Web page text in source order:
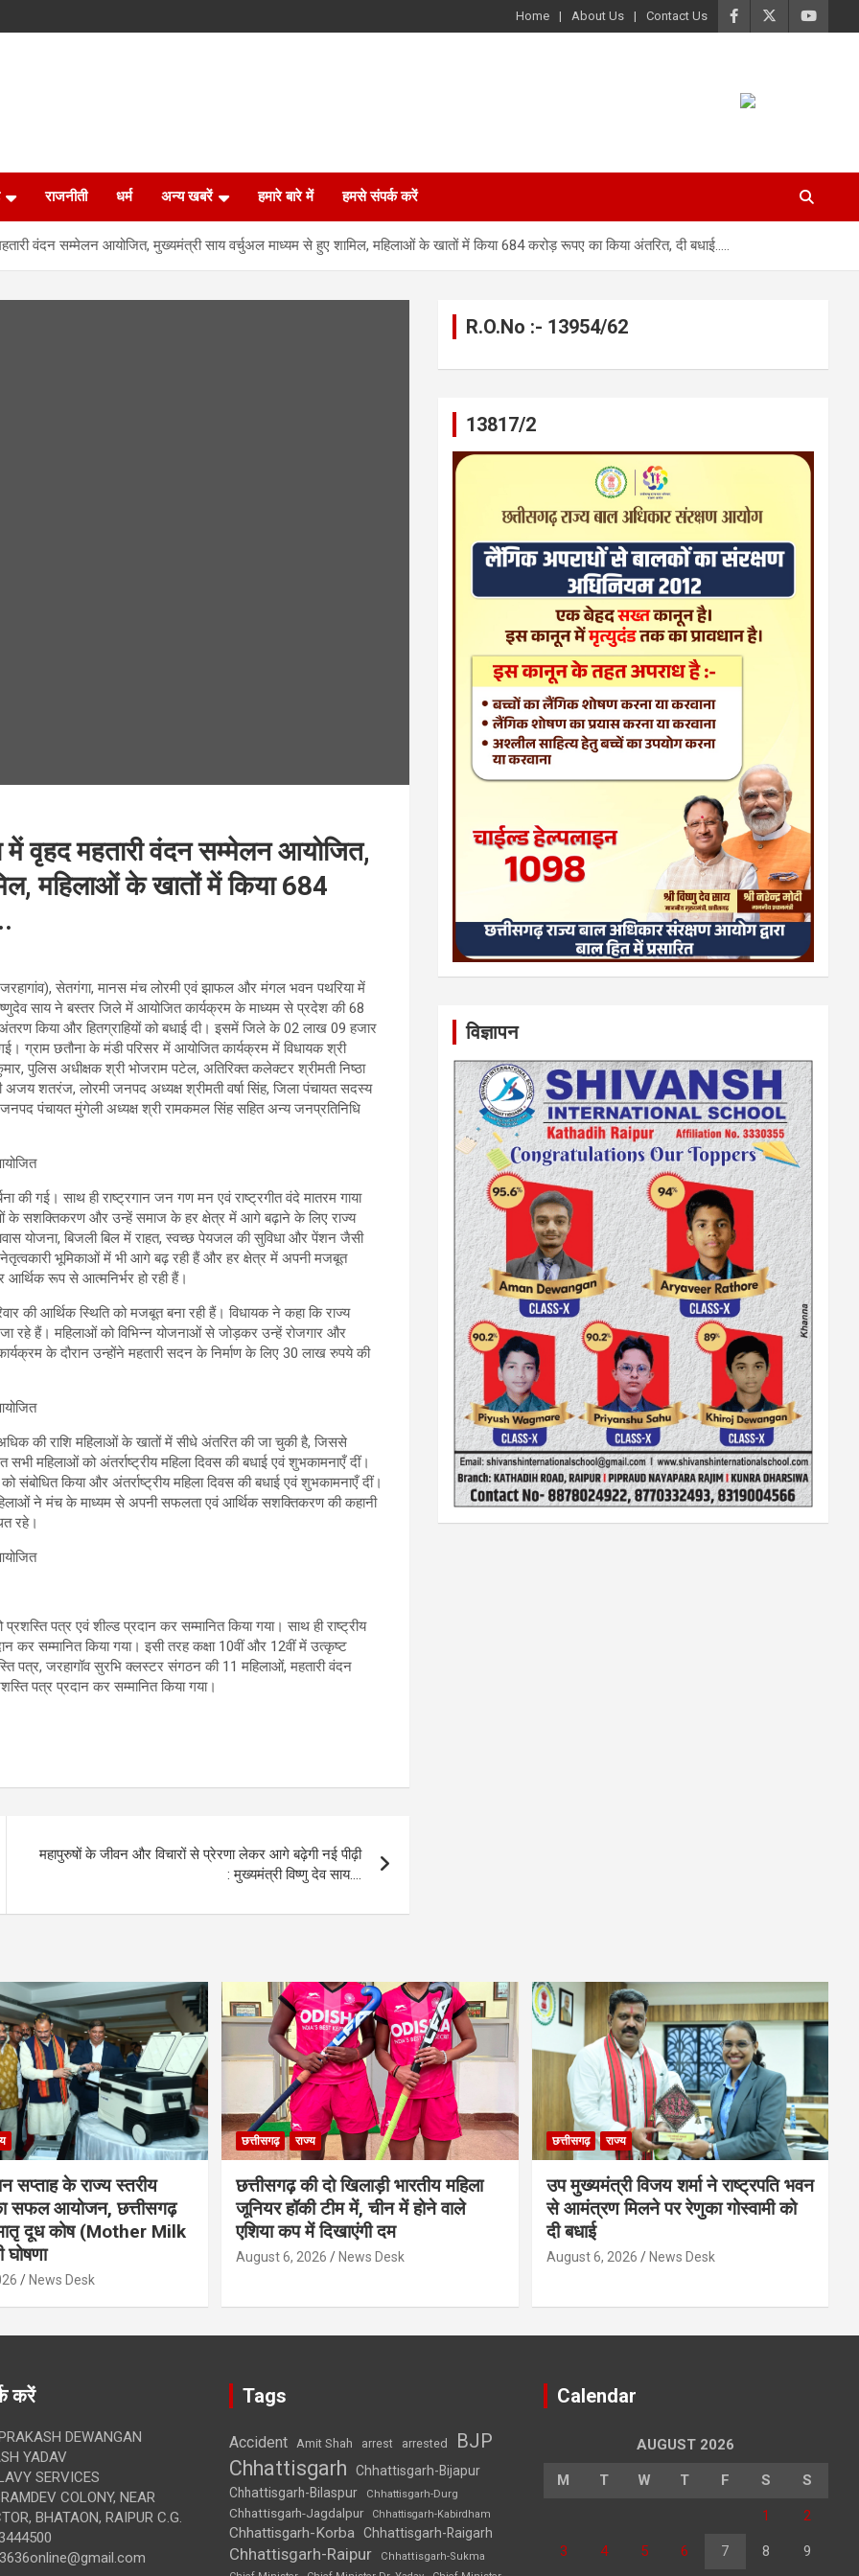
Home About Us Contact Us
राजनीती धर्म अन्य खबरें हमारे बारे में हमसे संपर्क करें
वंदन सम्मेलन आयोजित, मुख्यमंत्री साय वर्चुअल माध्यम से हुए शामिल, महिलाओं के खातों में किया 684 करोड़ रूपए का किया अंतरित, दी बधाई…..
में वृहद महतारी वंदन सम्मेलन आयोजित,
महिलाओं के खातों में किया 684
सेतगंगा, मानस मंच लोरमी एवं झाफल और मंगल भवन पथरिया में
साय ने बस्तर जिले में आयोजित कार्यक्रम के माध्यम से प्रदेश की 68
किया और हितग्राहियों को बधाई दी। इसमें जिले के 02 लाख 09 हजार
छतौना के मंडी परिसर में आयोजित कार्यक्रम में विधायक श्री
पुलिस अधीक्षक श्री भोजराम पटेल, अतिरिक्त कलेक्टर श्रीमती निष्ठा
अजय शतरंज, लोरमी जनपद अध्यक्ष श्रीमती वर्षा सिंह, जिला पंचायत सदस्य
पंचायत मुंगेली अध्यक्ष श्री रामकमल सिंह सहित अन्य जनप्रतिनिधि
गई। साथ ही राष्ट्रगान जन गण मन एवं राष्ट्रगीत वंदे मातरम गाया
के सशक्तिकरण और उन्हें समाज के हर क्षेत्र में आगे बढ़ाने के लिए राज्य
योजना, बिजली बिल में राहत, स्वच्छ पेयजल की सुविधा और पेंशन जैसी
भूमिकाओं में भी आगे बढ़ रही हैं और हर क्षेत्र में अपनी मजबूत
आर्थिक रूप से आत्मनिर्भर हो रही हैं।
की आर्थिक स्थिति को मजबूत बना रही हैं। विधायक ने कहा कि राज्य
रहे हैं। महिलाओं को विभिन्न योजनाओं से जोड़कर उन्हें रोजगार और
के दौरान उन्होंने महतारी सदन के निर्माण के लिए 30 लाख रुपये की
की राशि महिलाओं के खातों में सीधे अंतरित की जा चुकी है, जिससे
महिलाओं को अंतर्राष्ट्रीय महिला दिवस की बधाई एवं शुभकामनाएँ दीं।
संबोधित किया और अंतर्राष्ट्रीय महिला दिवस की बधाई एवं शुभकामनाएँ दीं।
ने मंच के माध्यम से अपनी सफलता एवं आर्थिक सशक्तिकरण की कहानी
रहे।
पत्र एवं शील्ड प्रदान कर सम्मानित किया गया। साथ ही राष्ट्रीय
सम्मानित किया गया। इसी तरह कक्षा 10वीं और 12वीं में उत्कृष्ट
पत्र, जरहागॉव सुरभि क्लस्टर संगठन की 11 महिलाओं, महतारी वंदन
पत्र प्रदान कर सम्मानित किया गया।
महापुरुषों के जीवन और विचारों से प्रेरणा लेकर आगे बढ़ेगी नई पीढ़ी
: मुख्यमंत्री विष्णु देव साय….
R.O.No :- 13954/62
13817/2
विज्ञापन
सप्ताह के राज्य स्तरीय
सफल आयोजन, छत्तीसगढ़
दूध कोष (Mother Milk
News Desk
छत्तीसगढ़ राज्य
छत्तीसगढ़ की दो खिलाड़ी भारतीय महिला
जूनियर हॉकी टीम में, चीन में होने वाले
एशिया कप में दिखाएंगी दम
August 6, 2026 News Desk
छत्तीसगढ़ राज्य
उप मुख्यमंत्री विजय शर्मा ने राष्ट्रपति भवन
से आमंत्रण मिलने पर रेणुका गोस्वामी को
दी बधाई
August 6, 2026 News Desk
करें
DEWANGAN
YADAV
SERVICES
COLONY, NEAR
BHATAON, RAIPUR C.G.
Tags
Accident Amit Shah arrest arrested BJP
Chhattisgarh
Chhattisgarh-Bijapur
Chhattisgarh-Bilaspur
Chhattisgarh-Durg
Chhattisgarh-Jagdalpur Chhattisgarh-Kabirdham
Chhattisgarh-Korba Chhattisgarh-Raigarh
Chhattisgarh-Raipur
Chhattisgarh-Sukma
Calendar
AUGUST 2026
M T W T F S S
1 2
3 4 5 6 7 8 9